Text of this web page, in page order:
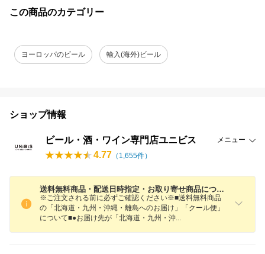
この商品のカテゴリー
ヨーロッパのビール 輸入(海外)ビール
ショップ情報
ビール・酒・ワイン専門店ユニビス メニュー
4.77 （ 1,655件）
送料無料商品・配送日時指定・お取り寄せ商品について※ご注文確定前に必ずご確認ください※
※ご注文される前に必ずご確認ください※■送料無料商品
の「北海道・九州・沖縄・離島へのお届け」「クール便」
について■●お届け先が「北海道・九州・ 沖